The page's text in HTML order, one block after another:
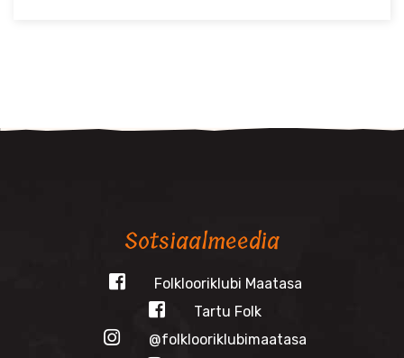
Sotsiaalmeedia
Folklooriklubi Maatasa
Tartu Folk
@folklooriklubimaatasa